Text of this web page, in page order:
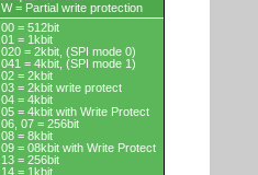
W = Partial write protection
00 = 512bit
01 = 1kbit
020 = 2kbit, (SPI mode 0)
041 = 4kbit, (SPI mode 1)
02 = 2kbit
03 = 2kbit write protect
04 = 4kbit
05 = 4kbit with Write Protect
06, 07 = 256bit
08 = 8kbit
09 = 08kbit with Write Protect
13 = 256bit
14 = 1kbit